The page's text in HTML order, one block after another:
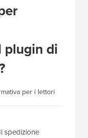
plugin di
per i lettori
spedizione